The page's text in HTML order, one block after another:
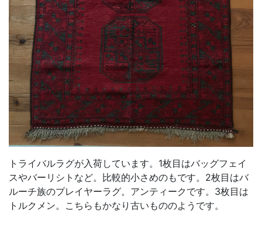
トライバルラグが入荷しています。1枚目はバッグフェイ
スやバーリシトなど。比較的小さめのもです。2枚目はバ
ルーチ族のプレイヤーラグ。アンティークです。3枚目は
トルクメン。こちらもかなり古いもののようです。